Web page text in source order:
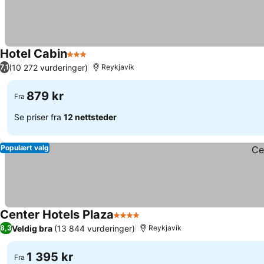
Hotel Cabin3 Stjerner
7,1(10 272 vurderinger) Reykjavík
Fra 879 kr
Se priser fra 12 nettsteder
Populært valg
Center Hotels Plaza4 Stjerner
8,3Veldig bra (13 844 vurderinger) Reykjavík
Fra 1 395 kr